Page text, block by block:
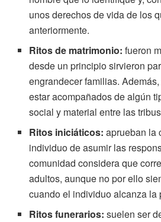
unos derechos de vida de los
anteriormente.
Ritos de matrimonio: fueron
desde un principio sirvieron
engrandecer familias.
estar acompañados de algún
social y material entre las
Ritos iniciáticos: aprueban la
individuo de asumir las
comunidad considera que
adultos, aunque no por ello
cuando el individuo alcanza la
Ritos funerarios: suelen ser